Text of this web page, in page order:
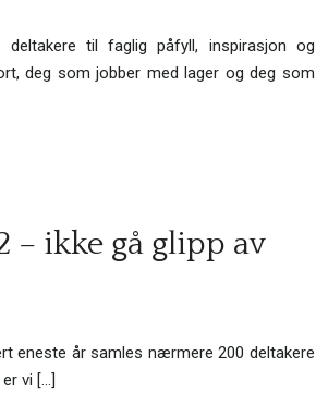
til faglig påfyll, inspirasjon og
deg som jobber med lager og deg som
– ikke gå glipp av
eneste år samles nærmere 200 deltakere
vi […]